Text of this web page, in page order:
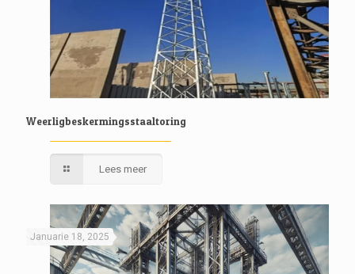
Weerligbeskermingsstaaltoring
Lees meer
Januarie 18, 2025